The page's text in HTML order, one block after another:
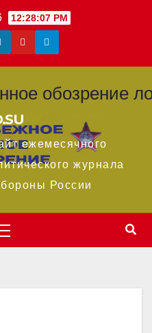
12:28:08 PM
ежемесячного
журнала
России